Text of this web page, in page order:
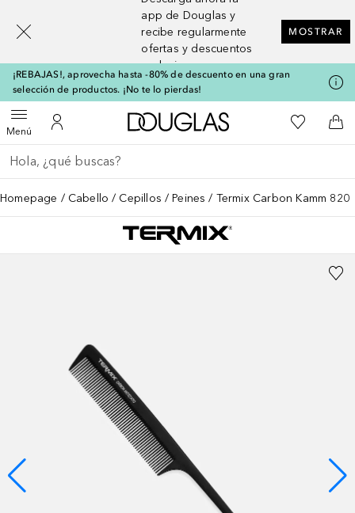
app de Douglas y
recibe regularmente
ofertas y descuentos
exclusivos
MOSTRAR
¡REBAJAS!, aprovecha hasta -80% de descuento en una gran
selección de productos. ¡No te lo pierdas!
MenúAbrir menúMi cuenta
A Douglas HomeMi lista de
A
Regresar
Ejecutar búsqueda
Homepage Cabello Cepillos Peines Termix Carbon Kamm 820
[navigation.slideout.screenreader]